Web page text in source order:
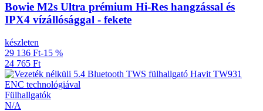
Bowie M2s Ultra prémium Hi-Res hangzással és
IPX4 vízállósággal - fekete
készleten
29 136 Ft-15 %
24 765 Ft
Fülhallgatók
N/A